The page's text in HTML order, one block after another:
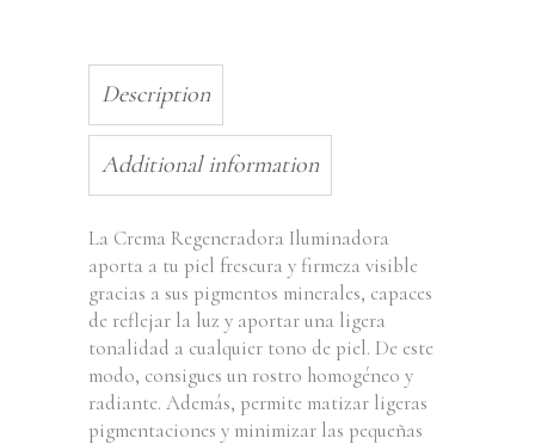
Description
Additional information
La Crema Regeneradora Iluminadora
aporta a tu piel frescura y firmeza visible
gracias a sus pigmentos minerales, capaces
de reflejar la luz y aportar una ligera
tonalidad a cualquier tono de piel. De este
modo, consigues un rostro homogéneo y
radiante. Además, permite matizar ligeras
pigmentaciones y minimizar las pequeñas